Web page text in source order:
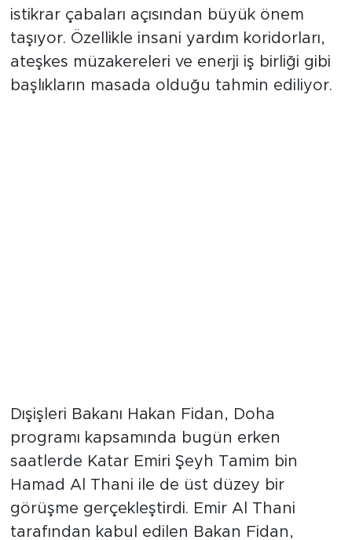
gerçekleştirilen bu buluşma, bölgedeki
istikrar çabaları açısından büyük önem
taşıyor. Özellikle insani yardım koridorları,
ateşkes müzakereleri ve enerji iş birliği gibi
Dışişleri Bakanı Hakan Fidan, Doha
programı kapsamında bugün erken
saatlerde Katar Emiri Şeyh Tamim bin
Hamad Al Thani ile de üst düzey bir
görüşme gerçekleştirdi. Emir Al Thani